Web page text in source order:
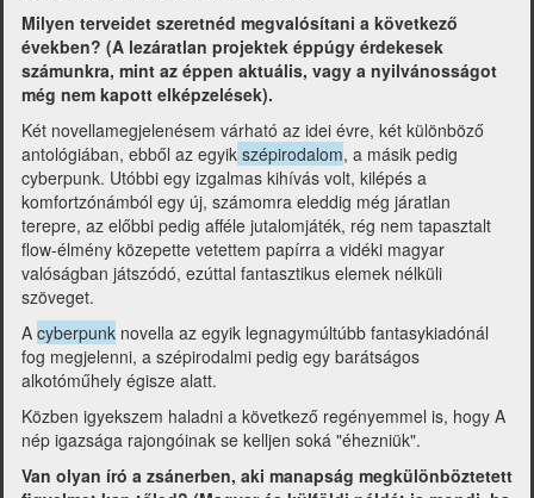
Milyen terveidet szeretnéd megvalósítani a következő
években? (A lezáratlan projektek éppúgy érdekesek
számunkra, mint az éppen aktuális, vagy a nyilvánosságot
még nem kapott elképzelések).
Két novellamegjelenésem várható az idei évre, két különböző
antológiában, ebből az egyik szépirodalom, a másik pedig
cyberpunk. Utóbbi egy izgalmas kihívás volt, kilépés a
komfortzónámból egy új, számomra eleddig még járatlan
terepre, az előbbi pedig afféle jutalomjáték, rég nem tapasztalt
flow-élmény közepette vetettem papírra a vidéki magyar
valóságban játszódó, ezúttal fantasztikus elemek nélküli
szöveget.
A cyberpunk novella az egyik legnagymúltúbb fantasykiadónál
fog megjelenni, a szépirodalmi pedig egy barátságos
alkotóműhely égisze alatt.
Közben igyekszem haladni a következő regényemmel is, hogy A
nép igazsága rajongóinak se kelljen soká "éhezniük".
Van olyan író a zsánerben, aki manapság megkülönböztetett